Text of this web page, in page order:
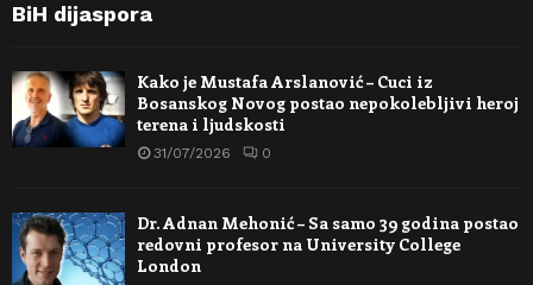
BiH dijaspora
Kako je Mustafa Arslanović – Cuci iz
Bosanskog Novog postao nepokolebljivi heroj
terena i ljudskosti
31/07/2026 0
Dr. Adnan Mehonić – Sa samo 39 godina postao
redovni profesor na University College
London